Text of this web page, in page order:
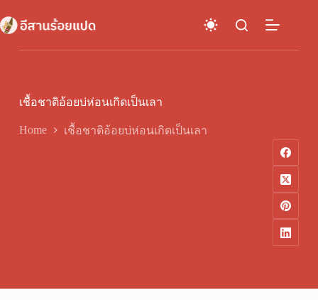
to
content
เชื้อชาติอ้อยบ่ห่อนเกิดเป็นเลา
Home เชื้อชาติอ้อยบ่ห่อนเกิดเป็นเลา